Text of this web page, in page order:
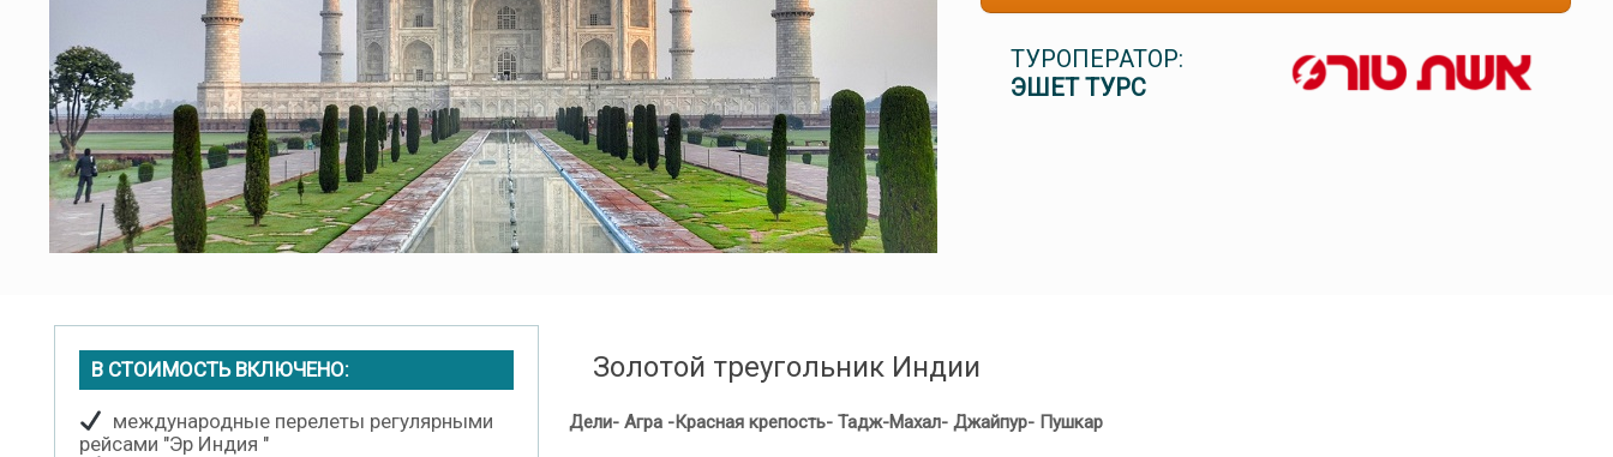
ТУРОПЕРАТОР:
ЭШЕТ ТУРС
В СТОИМОСТЬ ВКЛЮЧЕНО:
международные перелеты регулярными
рейсами "Эр Индия "
Золотой треугольник Индии
Дели- Агра -Красная крепость- Тадж-Махал- Джайпур- Пушкар